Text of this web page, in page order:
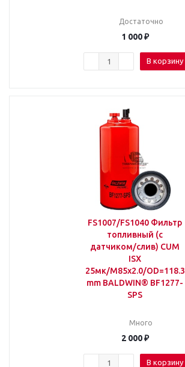
Достаточно
1 000₽
В корзину
FS1007/FS1040 Фильтр
топливный (с
датчиком/слив) CUM
ISX
25мк/M85x2.0/OD=118.3
mm BALDWIN® BF1277-
SPS
Много
2 000₽
В корзину